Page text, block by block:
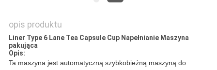
opis produktu
Liner Type 6 Lane Tea Capsule Cup Napełnianie Maszyna
pakująca
Opis:
Ta maszyna jest automatyczną szybkobieżną maszyną do